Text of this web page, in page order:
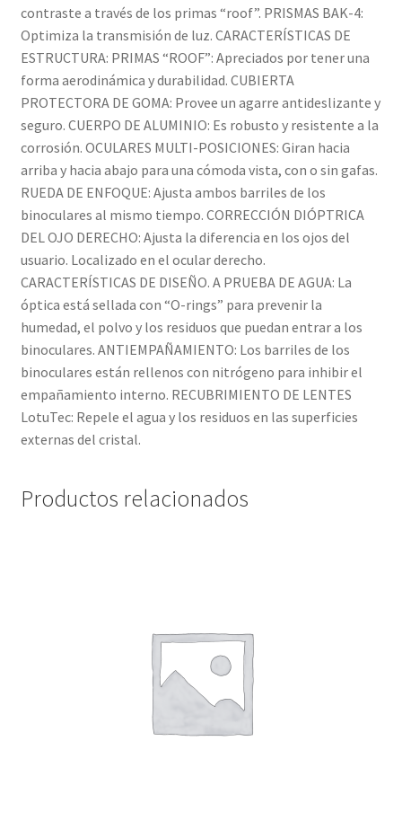
contraste a través de los primas “roof”. PRISMAS BAK-4:
Optimiza la transmisión de luz. CARACTERÍSTICAS DE
ESTRUCTURA: PRIMAS “ROOF”: Apreciados por tener una
forma aerodinámica y durabilidad. CUBIERTA
PROTECTORA DE GOMA: Provee un agarre antideslizante y
seguro. CUERPO DE ALUMINIO: Es robusto y resistente a la
corrosión. OCULARES MULTI-POSICIONES: Giran hacia
arriba y hacia abajo para una cómoda vista, con o sin gafas.
RUEDA DE ENFOQUE: Ajusta ambos barriles de los
binoculares al mismo tiempo. CORRECCIÓN DIÓPTRICA
DEL OJO DERECHO: Ajusta la diferencia en los ojos del
usuario. Localizado en el ocular derecho.
CARACTERÍSTICAS DE DISEÑO. A PRUEBA DE AGUA: La
óptica está sellada con “O-rings” para prevenir la
humedad, el polvo y los residuos que puedan entrar a los
binoculares. ANTIEMPAÑAMIENTO: Los barriles de los
binoculares están rellenos con nitrógeno para inhibir el
empañamiento interno. RECUBRIMIENTO DE LENTES
LotuTec: Repele el agua y los residuos en las superficies
externas del cristal.
Productos relacionados